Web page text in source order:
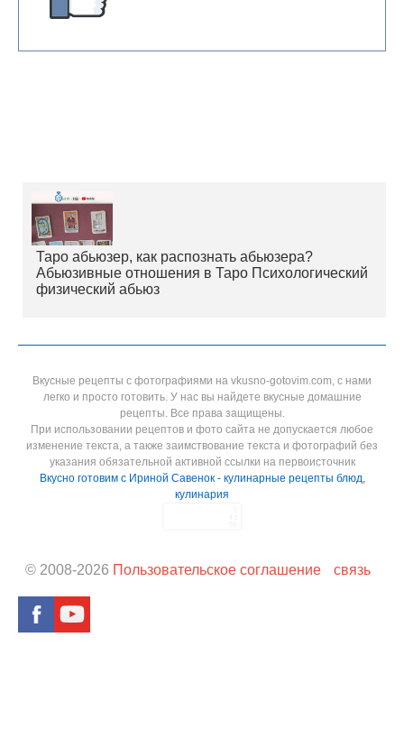
Таро абьюзер, как распознать абьюзера?
Абьюзивные отношения в Таро Психологический
физический абьюз
Вкусные рецепты с фотографиями на vkusno-gotovim.com, с нами
легко и просто готовить. У нас вы найдете вкусные домашние
рецепты. Все права защищены.
При использовании рецептов и фото сайта не допускается любое
изменение текста, а также заимствование текста и фотографий без
указания обязательной активной ссылки на первоисточник
Вкусно готовим с Ириной Савенок - кулинарные рецепты блюд,
кулинария
© 2008-2026 Пользовательское соглашение связь